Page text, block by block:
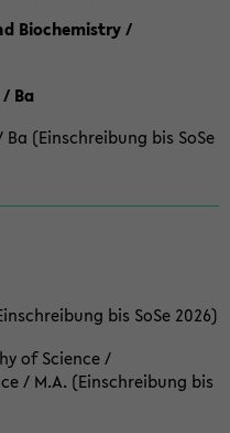
Biochemistry /
Ba
(Einschreibung bis SoSe
bis SoSe 2026)
of Science /
/ M.A. (Einschreibung bis